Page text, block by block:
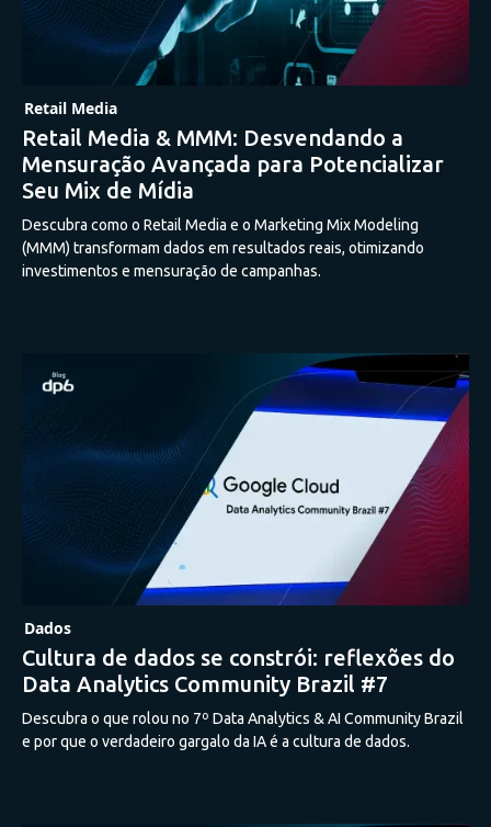
Retail Media
Retail Media & MMM: Desvendando a
Mensuração Avançada para Potencializar
Seu Mix de Mídia
Descubra como o Retail Media e o Marketing Mix Modeling
(MMM) transformam dados em resultados reais, otimizando
investimentos e mensuração de campanhas.
Dados
Cultura de dados se constrói: reflexões do
Data Analytics Community Brazil #7
Descubra o que rolou no 7º Data Analytics & AI Community Brazil
e por que o verdadeiro gargalo da IA é a cultura de dados.